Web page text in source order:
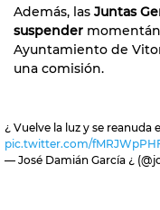
Además, las Juntas
suspender
Ayuntamiento de
una comisión.
¿ Vuelve la luz y se reanuda
pic.twitter.com/
— José Damián García ¿